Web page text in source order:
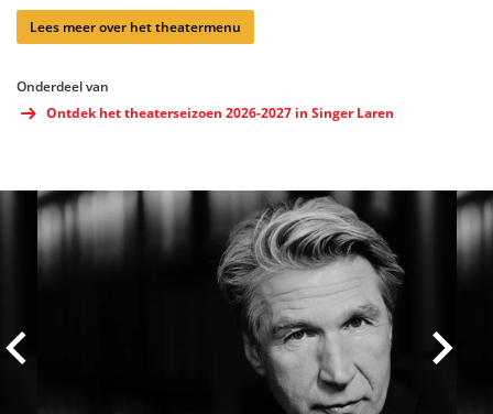
Lees meer over het theatermenu
Onderdeel van
Ontdek het theaterseizoen 2026-2027 in Singer Laren
Overslaan